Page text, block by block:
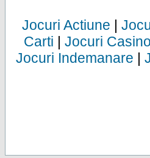
Jocuri Actiune |
Carti | Jocuri Casino
Jocuri Indemanare |